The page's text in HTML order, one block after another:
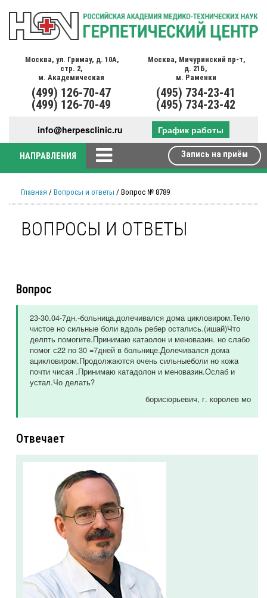
Москва, ул. Гримау, д. 10А,
стр. 2,
м. Академическая
(499) 126-70-47
(499) 126-70-49
Москва, Мичуринский пр-т,
д. 21Б,
м. Раменки
(495) 734-23-41
(495) 734-23-42
info@herpesclinic.ru График работы
НАПРАВЛЕНИЯ Запись на приём
Главная / Вопросы и ответы / Вопрос № 8789
ВОПРОСЫ И ОТВЕТЫ
Вопрос
23-30.04-7дн.-больница.долечивался дома цикловиром.Тело
чистое но сильные боли вдоль ребер остались.(ишай)Что
делпть помогите.Принимаю катаолон и меновазин. но слабо
помог с22 по 30 =7дней в больнице.Долечивался дома
ацикловиром.Продолжаются очень сильныеболи но кожа
почти чисая .Принимаю катадолон и меновазин.Ослаб и
устал.Чо делать?
борисюрьевич, г. королев мо
Отвечает